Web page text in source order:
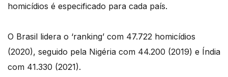
homicídios é especificado para cada país.
O Brasil lidera o ‘ranking’ com 47.722 homicídios
(2020), seguido pela Nigéria com 44.200 (2019) e Índia
com 41.330 (2021).